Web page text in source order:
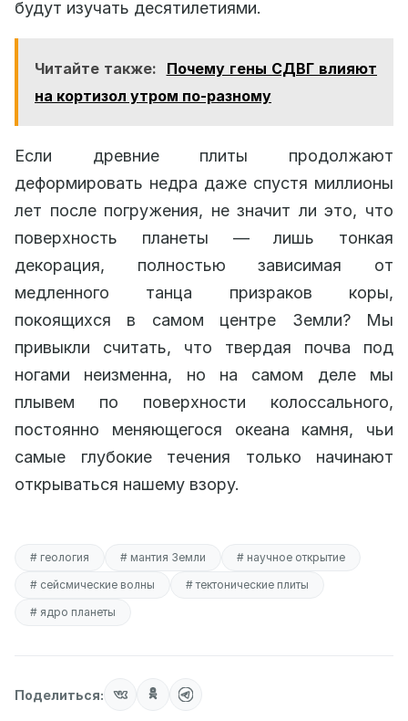
будут изучать десятилетиями.
Читайте также:
Почему гены СДВГ влияют
на кортизол утром по-разному
Если древние плиты продолжают
деформировать недра даже спустя миллионы
лет после погружения, не значит ли это, что
поверхность планеты — лишь тонкая
декорация, полностью зависимая от
медленного танца призраков коры,
покоящихся в самом центре Земли? Мы
привыкли считать, что твердая почва под
ногами неизменна, но на самом деле мы
плывем по поверхности колоссального,
постоянно меняющегося океана камня, чьи
самые глубокие течения только начинают
открываться нашему взору.
# геология # мантия Земли
# научное открытие
# сейсмические волны
# тектонические плиты
# ядро планеты
Поделиться: